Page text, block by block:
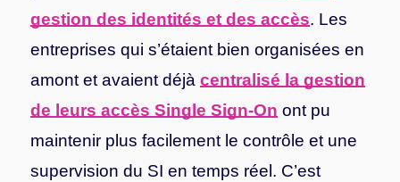
gestion des identités et des accès. Les
entreprises qui s’étaient bien organisées en
amont et avaient déjà centralisé la gestion
de leurs accès Single Sign-On ont pu
maintenir plus facilement le contrôle et une
supervision du SI en temps réel. C’est